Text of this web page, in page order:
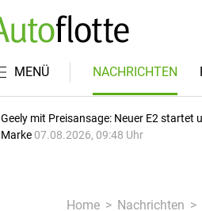
MENÜ NACHRICHTEN
Geely mit Preisansage: Neuer E2 startet
Marke 07.08.2026, 09:48 Uhr
Home Nachrichten